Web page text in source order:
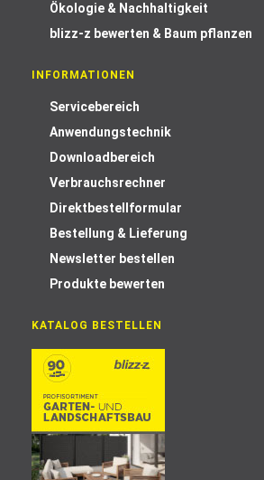
Ökologie & Nachhaltigkeit
blizz-z bewerten & Baum pflanzen
INFORMATIONEN
Servicebereich
Anwendungstechnik
Downloadbereich
Verbrauchsrechner
Direktbestellformular
Bestellung & Lieferung
Newsletter bestellen
Produkte bewerten
KATALOG BESTELLEN